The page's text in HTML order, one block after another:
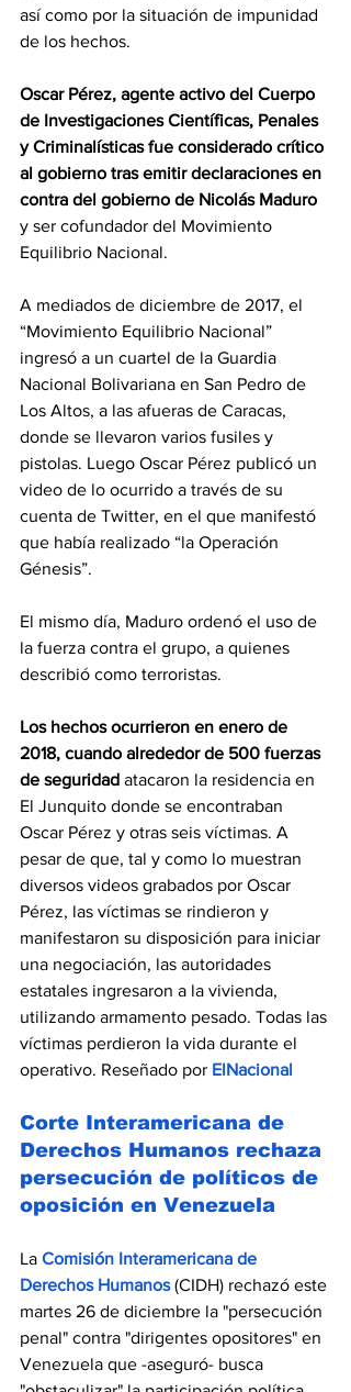
así como por la situación de impunidad
de los hechos.
Oscar Pérez, agente activo del Cuerpo
de Investigaciones Científicas, Penales
y Criminalísticas fue considerado crítico
al gobierno tras emitir declaraciones en
contra del gobierno de Nicolás Maduro
y ser cofundador del Movimiento
Equilibrio Nacional.
A mediados de diciembre de 2017, el
“Movimiento Equilibrio Nacional”
ingresó a un cuartel de la Guardia
Nacional Bolivariana en San Pedro de
Los Altos, a las afueras de Caracas,
donde se llevaron varios fusiles y
pistolas. Luego Oscar Pérez publicó un
video de lo ocurrido a través de su
cuenta de Twitter, en el que manifestó
que había realizado “la Operación
Génesis”.
El mismo día, Maduro ordenó el uso de
la fuerza contra el grupo, a quienes
describió como terroristas.
Los hechos ocurrieron en enero de
2018, cuando alrededor de 500 fuerzas
de seguridad atacaron la residencia en
El Junquito donde se encontraban
Oscar Pérez y otras seis víctimas. A
pesar de que, tal y como lo muestran
diversos videos grabados por Oscar
Pérez, las víctimas se rindieron y
manifestaron su disposición para iniciar
una negociación, las autoridades
estatales ingresaron a la vivienda,
utilizando armamento pesado. Todas las
víctimas perdieron la vida durante el
operativo. Reseñado por ElNacional
Corte Interamericana de
Derechos Humanos rechaza
persecución de políticos de
oposición en Venezuela
La Comisión Interamericana de
Derechos Humanos (CIDH) rechazó este
martes 26 de diciembre la "persecución
penal" contra "dirigentes opositores" en
Venezuela que -aseguró- busca